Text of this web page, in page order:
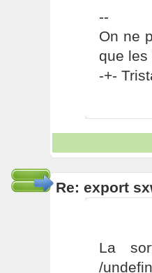
--
On ne
que les
-+-
Re: export
La
/